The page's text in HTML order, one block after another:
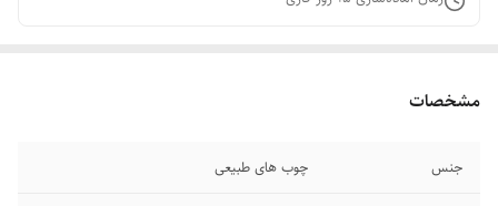
مشخصات
جنس چوب های طبیعی